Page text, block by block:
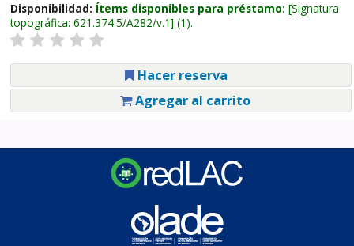
Disponibilidad: Ítems disponibles para préstamo: Signatura
topográfica: 621.374.5/A282/v.1 (1).
Hacer reserva
Agregar al carrito